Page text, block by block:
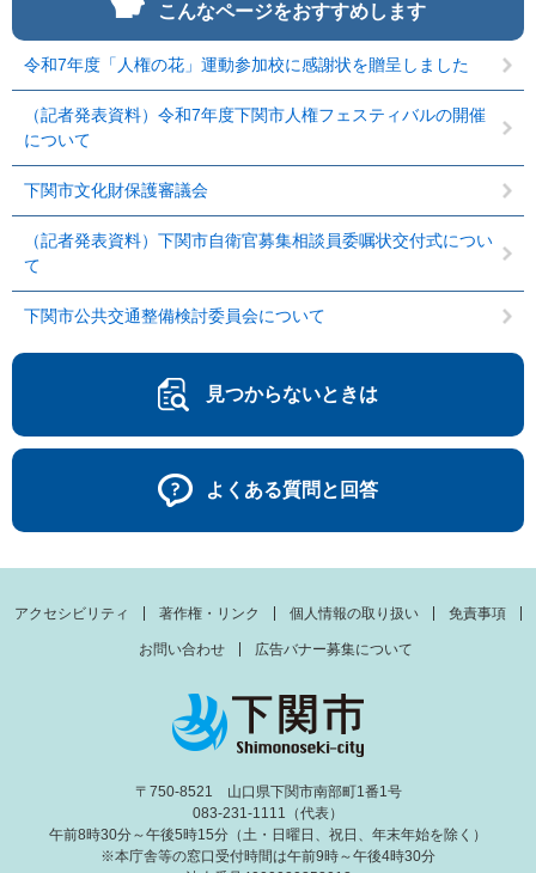
こんなページをおすすめします
令和7年度「人権の花」運動参加校に感謝状を贈呈しました
（記者発表資料）令和7年度下関市人権フェスティバルの開催
について
下関市文化財保護審議会
（記者発表資料）下関市自衛官募集相談員委嘱状交付式につい
て
下関市公共交通整備検討委員会について
見つからないときは
よくある質問と回答
アクセシビリティ 著作権・リンク 個人情報の取り扱い 免責事項
お問い合わせ 広告バナー募集について
〒750-8521 山口県下関市南部町1番1号
083-231-1111（代表）
午前8時30分～午後5時15分（土・日曜日、祝日、年末年始を除く）
※本庁舎等の窓口受付時間は午前9時～午後4時30分